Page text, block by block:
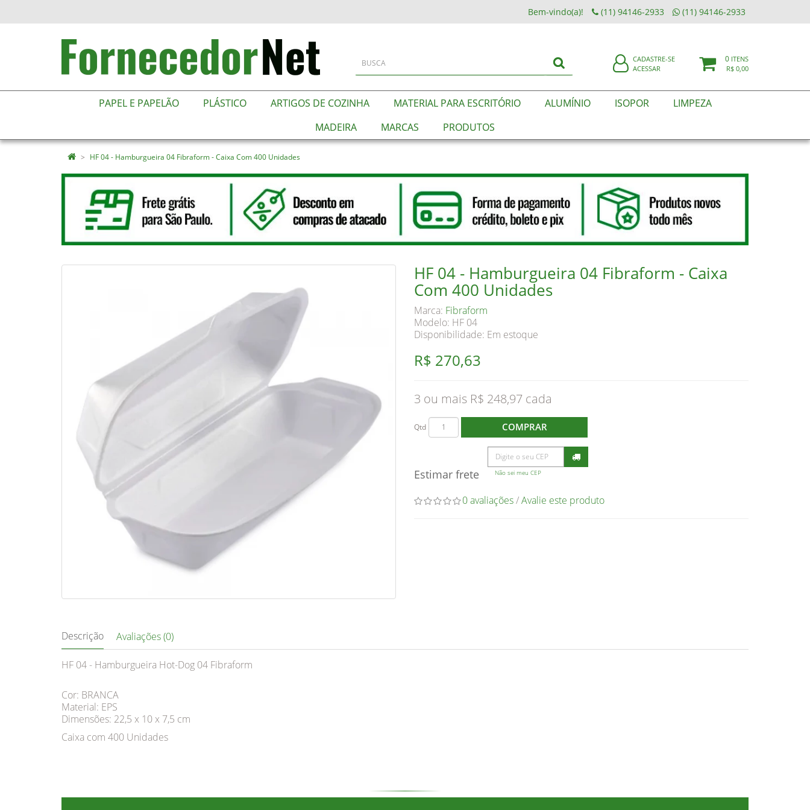
Bem-vindo(a)! (11) 94146-2933 (11) 94146-2933
CADASTRE-SE
ACESSAR
0 ITENS
R$ 0,00
PAPEL E PAPELÃO PLÁSTICO ARTIGOS DE COZINHA MATERIAL PARA ESCRITÓRIO ALUMÍNIO ISOPOR
LIMPEZA
MADEIRA
MARCAS PRODUTOS
HF 04 - Hamburgueira 04 Fibraform - Caixa Com 400 Unidades
HF 04 - Hamburgueira 04 Fibraform - Caixa
Com 400 Unidades
Marca: Fibraform
Modelo: HF 04
Disponibilidade: Em estoque
R$ 270,63
3 ou mais R$ 248,97
Qtd COMPRAR
Estimar frete Não sei meu CEP
0 avaliações/Avalie este produto
Descrição Avaliações (0)
HF 04 - Hamburgueira Hot-Dog 04 Fibraform
Cor: BRANCA
Material: EPS
Dimensões: 22,5 x 10 x 7,5 cm
Caixa com 400 Unidades